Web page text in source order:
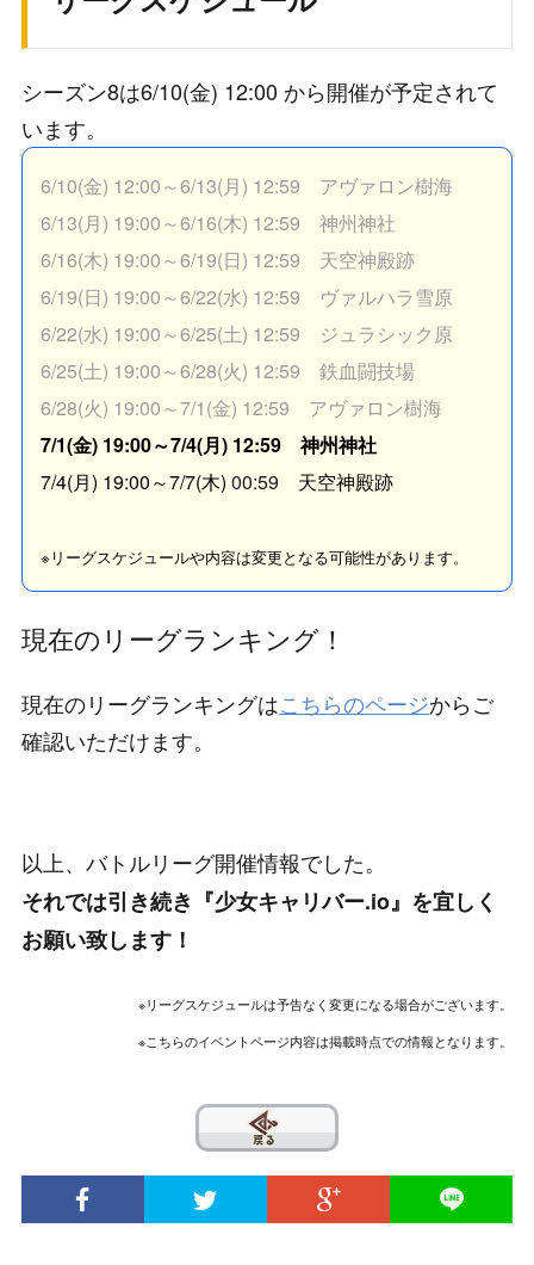
シーズン8は6/10(金) 12:00 から開催が予定されて
います。
6/10(金) 12:00～6/13(月) 12:59 アヴァロン樹海
6/13(月) 19:00～6/16(木) 12:59 神州神社
6/16(木) 19:00～6/19(日) 12:59 天空神殿跡
6/19(日) 19:00～6/22(水) 12:59 ヴァルハラ雪原
6/22(水) 19:00～6/25(土) 12:59 ジュラシック原
6/25(土) 19:00～6/28(火) 12:59 鉄血闘技場
6/28(火) 19:00～7/1(金) 12:59 アヴァロン樹海
7/1(金) 19:00～7/4(月) 12:59 神州神社
7/4(月) 19:00～7/7(木) 00:59 天空神殿跡
※リーグスケジュールや内容は変更となる可能性があります。
現在のリーグランキング！
現在のリーグランキングはこちらのページからご
確認いただけます。
以上、バトルリーグ開催情報でした。
それでは引き続き『少女キャリバー.io』を宜しく
お願い致します！
※リーグスケジュールは予告なく変更になる場合がございます。
※こちらのイベントページ内容は掲載時点での情報となります。